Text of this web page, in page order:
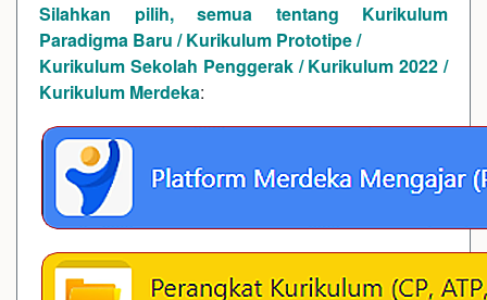
Silahkan pilih, semua tentang Kurikulum
Paradigma Baru / Kurikulum Prototipe /
Kurikulum Sekolah Penggerak / Kurikulum 2022 /
Kurikulum Merdeka: